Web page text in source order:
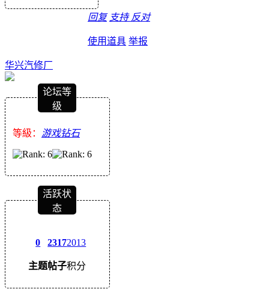
回复 支持 反对
使用道具 举报
华兴汽修厂
论坛等
级
等級： 游戏钻石
活跃状
态
0
主题
2317
帖子
2013
积分